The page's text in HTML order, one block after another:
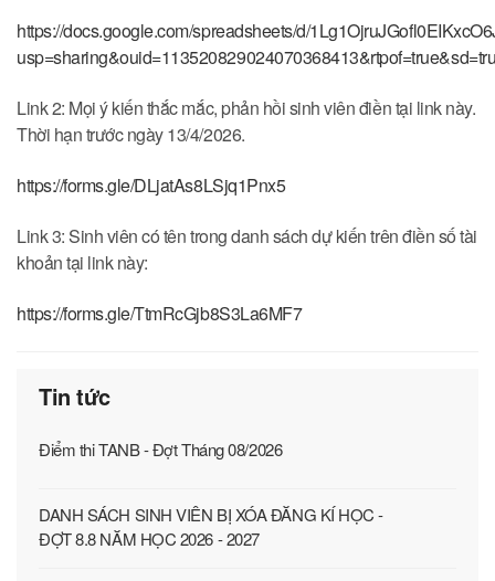
https://docs.google.com/spreadsheets/d/
Link 2: Mọi ý kiến thắc mắc, phản hồi sinh viên điền tại link này.
Thời hạn trước ngày 13/4/2026.
https://forms.gle/DLjatAs8LSjq1Pnx5
Link 3: Sinh viên có tên trong danh sách dự kiến trên điền số tài
khoản tại link này:
https://forms.gle/TtmRcGjb8S3La6MF7
Tin tức
Điểm thi TANB - Đợt Tháng 08/2026
DANH SÁCH SINH VIÊN BỊ XÓA ĐĂNG KÍ HỌC -
ĐỢT 8.8 NĂM HỌC 2026 - 2027